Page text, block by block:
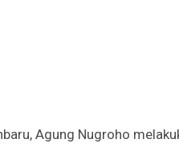
Agung Nugroho